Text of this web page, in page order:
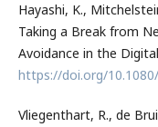
Hayashi, K.,
Taking a Break from
Avoidance in the
https://doi.org/
Vliegenthart, R., de